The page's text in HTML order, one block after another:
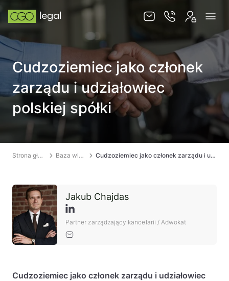
O nas
Zespół
Usługi
Obsługa korporacyjna
Prawo pracy
Doradztwo podatkowe
Spory sądowe
Baza wiedzy
Doradztwo sukcesyjne
Cudzoziemiec jako członek
zarządu i udziałowiec
polskiej spółki
Strona główna Baza wiedzy Cudzoziemiec jako członek zarządu i udziałowiec polskiej spółki
Jakub Chajdas
Partner zarządzający kancelarii / Adwokat
Cudzoziemiec jako członek zarządu i udziałowiec